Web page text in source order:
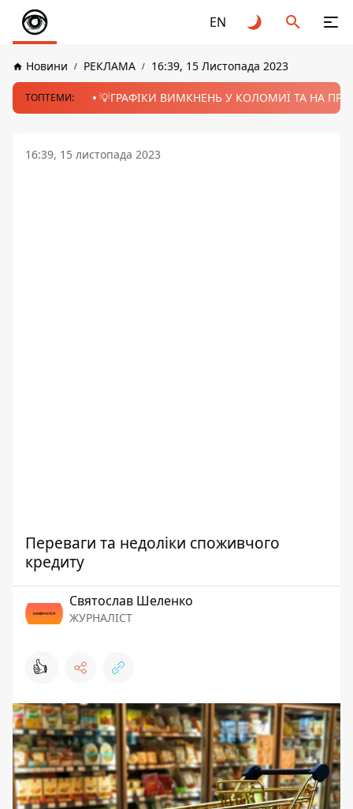
EN
Новини РЕКЛАМА 16:39, 15 Листопада 2023
ТОПТЕМИ: 💡ГРАФІКИ ВИМКНЕНЬ У КОЛОМИЇ ТА НА
16:39, 15 листопада 2023
Переваги та недоліки споживчого
кредиту
Святослав Шеленко
ЖУРНАЛІСТ
👍